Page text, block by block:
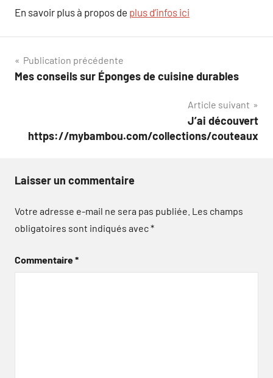
En savoir plus à propos de plus d’infos ici
Navigation
de
Publication précédente
Mes conseils sur Éponges de cuisine durables
Article suivant
J’ai découvert
https://mybambou.com/collections/couteaux
Laisser un commentaire
Votre adresse e-mail ne sera pas publiée. Les champs
obligatoires sont indiqués avec*
Commentaire*